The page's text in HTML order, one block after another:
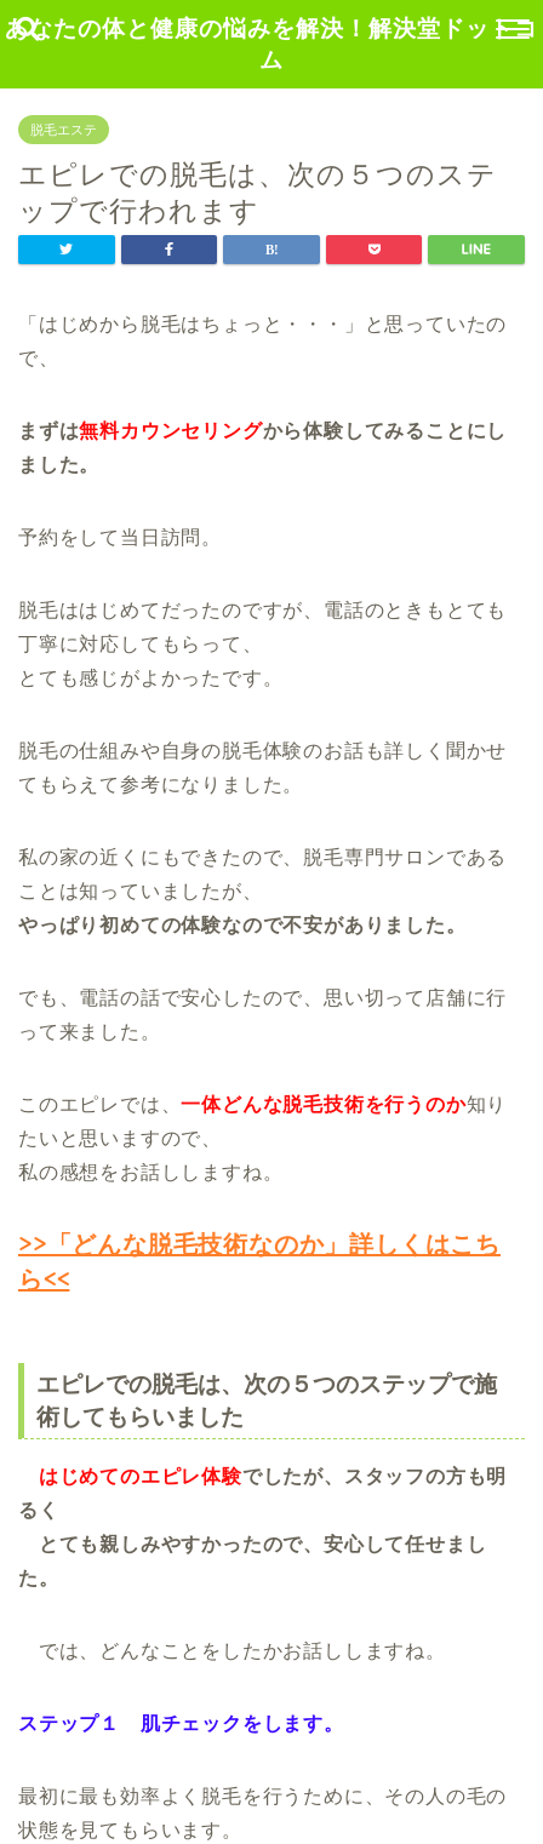
あなたの体と健康の悩みを解決！解決堂ドットコ
ム
脱毛エステ
エピレでの脱毛は、次の５つのステ
ップで行われます
「はじめから脱毛はちょっと・・・」と思っていたの
で、
まずは無料カウンセリングから体験してみることにし
ました。
予約をして当日訪問。
脱毛ははじめてだったのですが、電話のときもとても
丁寧に対応してもらって、
とても感じがよかったです。
脱毛の仕組みや自身の脱毛体験のお話も詳しく聞かせ
てもらえて参考になりました。
私の家の近くにもできたので、脱毛専門サロンである
ことは知っていましたが、
やっぱり初めての体験なので不安がありました。
でも、電話の話で安心したので、思い切って店舗に行
って来ました。
このエピレでは、一体どんな脱毛技術を行うのか知り
たいと思いますので、
私の感想をお話ししますね。
>>「どんな脱毛技術なのか」詳しくはこち
ら<<
エピレでの脱毛は、次の５つのステップで施
術してもらいました
はじめてのエピレ体験でしたが、スタッフの方も明
るく
とても親しみやすかったので、安心して任せまし
た。
では、どんなことをしたかお話ししますね。
ステップ１ 肌チェックをします。
最初に最も効率よく脱毛を行うために、その人の毛の
状態を見てもらいます。